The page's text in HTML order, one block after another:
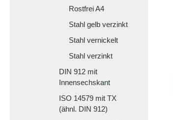
Rostfrei A4
Stahl gelb verzinkt
Stahl vernickelt
Stahl verzinkt
DIN 912 mit
Innensechskant
ISO 14579 mit TX
(ähnl. DIN 912)